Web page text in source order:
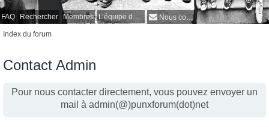
FAQ Rechercher Membres L’équipe du forum Nous contacter
Index du forum
Contact Admin
Pour nous contacter directement, vous pouvez envoyer un
mail à admin(@)punxforum(dot)net